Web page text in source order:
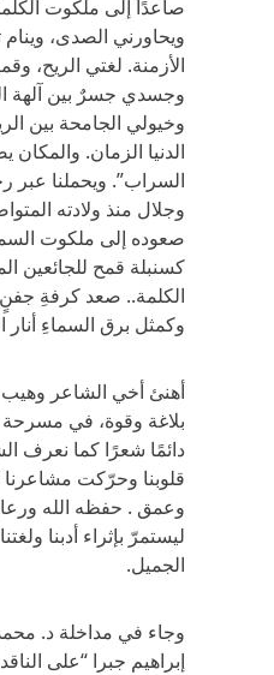
صاعدًا إلى ملكوت
ويحاورني الصدى،
الأزمنة. لغتي الريح،
وجسدي جسرٌ بين آلهة
وخيولي الجامحة بين
الدنيا الزمان.
السراب”. ويحملنا
وجلال منذ ولادته
صعوده إلى ملكوت
كسنبلة قمح للجائعين
الكلمة.. صعد كرفةِ
وكمثل برق السماءِ أنار
أهنئ أخي الشاعر وهيب
بلاغة وقوة، في
دائمًا شعرًا كما نعرف
قلوبنا وحرّكت
وعمق . حفظه الله
ليستمرّ بإثراء أدبنا
الجميل.
وجاء في مداخلة د.
إبراهيم جبرا “على